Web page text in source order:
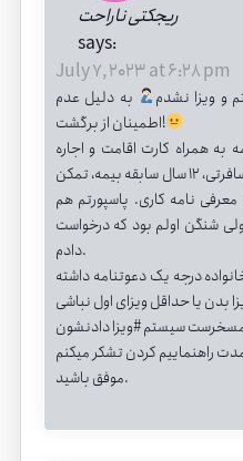
ریجکتی ناراحت
says:
July 7, 2023 at 6:28 pm
و ویزا نشدم
به دلیل عدم
اطمینان از برگشت!
به همراه کارت اقامت و اجاره
نامه از دوست، رزرو بلیط، بیمه مسافرتی، ۱۲ سال سابقه بیمه، تمکن
نامه کاری. پاسپورتم هم
شنگن اولم بود که درخواست
دادم.
درجه یک دعوتنامه داشته
موفق باشید.